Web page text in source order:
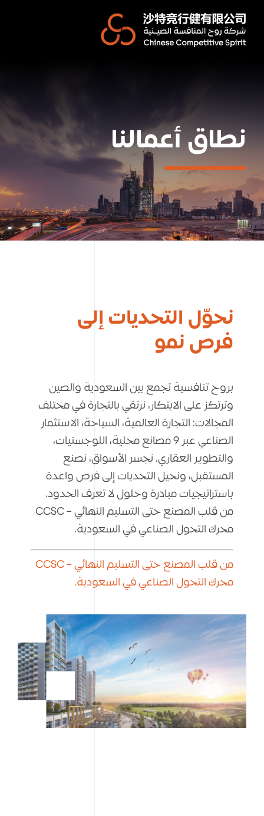
content
نطاق أعمالنا
نحوّل التحديات إلى
فرص نمو
بروح تنافسية تجمع بين السعودية والصين
وترتكز على الابتكار، نرتقي بالتجارة في مختلف
المجالات: التجارة العالمية، السياحة، الاستثمار
الصناعي عبر 9 مصانع محلية، اللوجستيات،
والتطوير العقاري. نجسر الأسواق، نصنع
المستقبل، ونحيل التحديات إلى فرص واعدة
باستراتيجيات مبادرة وحلول لا تعرف الحدود.
من قلب المصنع حتى التسليم النهائي – CCSC
محرك التحول الصناعي في السعودية.
من قلب المصنع حتى التسليم النهائي – CCSC
محرك التحول الصناعي في السعودية.